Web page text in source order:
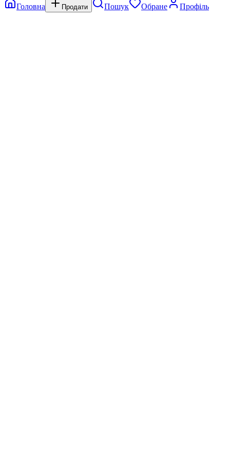
Головна
Продати Пошук Обране Профіль